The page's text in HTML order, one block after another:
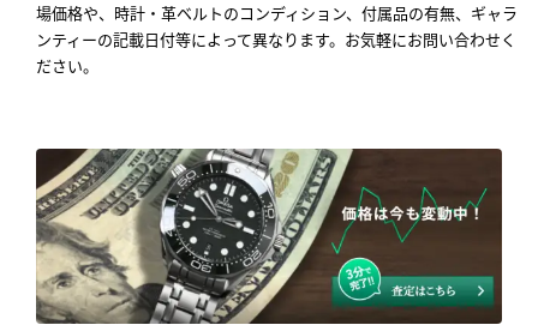
場価格や、時計・革ベルトのコンディション、付属品の有無、ギャラ
ンティーの記載日付等によって異なります。お気軽にお問い合わせく
ださい。